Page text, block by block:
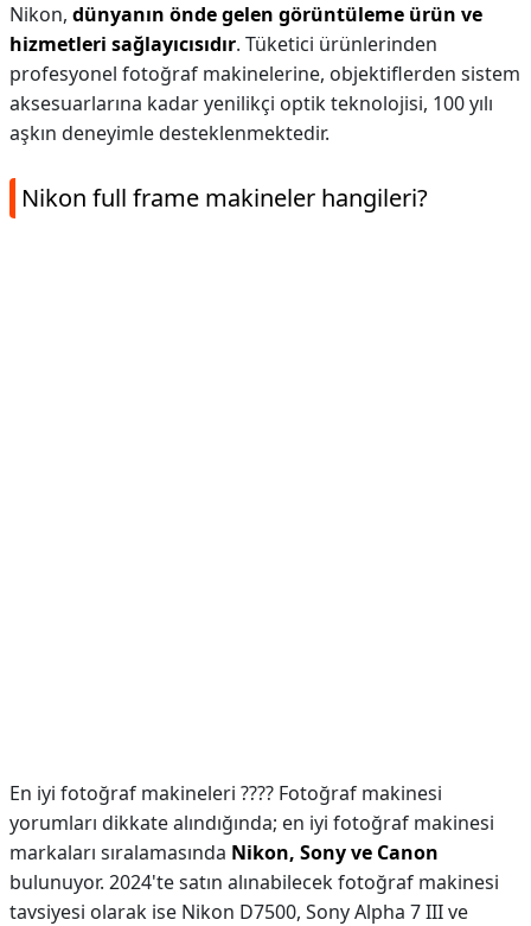
Nikon, dünyanın önde gelen görüntüleme ürün ve
hizmetleri sağlayıcısıdır. Tüketici ürünlerinden
profesyonel fotoğraf makinelerine, objektiflerden sistem
aksesuarlarına kadar yenilikçi optik teknolojisi, 100 yılı
aşkın deneyimle desteklenmektedir.
Nikon full frame makineler hangileri?
En iyi fotoğraf makineleri ???? Fotoğraf makinesi
yorumları dikkate alındığında; en iyi fotoğraf makinesi
markaları sıralamasında Nikon, Sony ve Canon
bulunuyor. 2024'te satın alınabilecek fotoğraf makinesi
tavsiyesi olarak ise Nikon D7500, Sony Alpha 7 III ve